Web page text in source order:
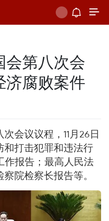
会第八次会
济腐败案件
会议议程，11月26日
和打击犯罪和违法行
作报告；最高人民法
院检察长报告等。